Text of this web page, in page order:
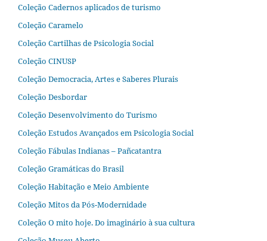
Coleção Cadernos aplicados de turismo
Coleção Caramelo
Coleção Cartilhas de Psicologia Social
Coleção CINUSP
Coleção Democracia, Artes e Saberes Plurais
Coleção Desbordar
Coleção Desenvolvimento do Turismo
Coleção Estudos Avançados em Psicologia Social
Coleção Fábulas Indianas – Pañcatantra
Coleção Gramáticas do Brasil
Coleção Habitação e Meio Ambiente
Coleção Mitos da Pós-Modernidade
Coleção O mito hoje. Do imaginário à sua cultura